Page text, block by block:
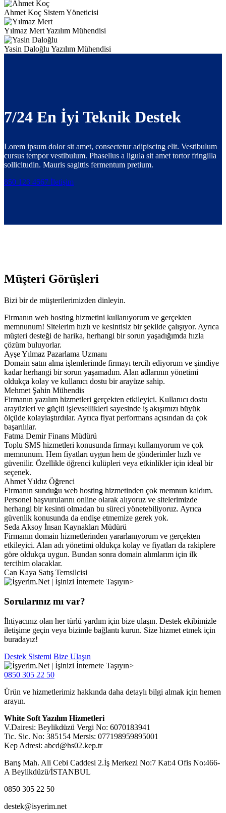
Ahmet Koç Sistem Yöneticisi
Yılmaz MertYazılım Mühendisi
Yasin Daloğlu Yazılım Mühendisi
7/24 En İyi Teknik Destek
Lorem ipsum dolor sit amet, consectetur adipiscing elit. Vestibulum
cursus tempor vestibulum. Phasellus a ligula sit amet tortor fringilla
sollicitudin. Mauris sagittis fermentum pretium.
850 123 4567 İletişim
Müşteri Görüşleri
Bizi bir de müşterilerimizden dinleyin.
Firmanın web hosting hizmetini kullanıyorum ve gerçekten
memnunum! Sitelerim hızlı ve kesintisiz bir şekilde çalışıyor. Ayrıca
müşteri desteği de harika, herhangi bir sorun yaşadığımda hızla
çözüm buluyorlar.
Ayşe Yılmaz Pazarlama Uzmanı
Domain satın alma işlemlerimde firmayı tercih ediyorum ve şimdiye
kadar herhangi bir sorun yaşamadım. Alan adlarının yönetimi
oldukça kolay ve kullanıcı dostu bir arayüze sahip.
Mehmet Şahin Mühendis
Firmanın yazılım hizmetleri gerçekten etkileyici. Kullanıcı dostu
arayüzleri ve güçlü işlevsellikleri sayesinde iş akışımızı büyük
ölçüde kolaylaştırdılar. Ayrıca fiyat performans açısından da çok
başarılılar.
Fatma Demir Finans Müdürü
Toplu SMS hizmetleri konusunda firmayı kullanıyorum ve çok
memnunum. Hem fiyatları uygun hem de gönderimler hızlı ve
güvenilir. Özellikle öğrenci kulüpleri veya etkinlikler için ideal bir
seçenek.
Ahmet Yıldız Öğrenci
Firmanın sunduğu web hosting hizmetinden çok memnun kaldım.
Personel başvurularını online olarak alıyoruz ve sitelerimizde
herhangi bir kesinti olmadan bu süreci yönetebiliyoruz. Ayrıca
güvenlik konusunda da endişe etmemize gerek yok.
Seda Aksoy İnsan Kaynakları Müdürü
Firmanın domain hizmetlerinden yararlanıyorum ve gerçekten
etkileyici. Alan adı yönetimi oldukça kolay ve fiyatları da rakiplere
göre oldukça uygun. Bundan sonra domain alımlarım için ilk
tercihim olacaklar.
Can Kaya Satış Temsilcisi
Sorularınız mı var?
İhtiyacınız olan her türlü yardım için bize ulaşın. Destek ekibimizle
iletişime geçin veya bizimle bağlantı kurun. Size hizmet etmek için
buradayız!
Destek Sistemi Bize Ulaşın
0850 305 22 50
Ürün ve hizmetlerimiz hakkında daha detaylı bilgi almak için hemen
arayın.
White Soft Yazılım Hizmetleri
V.Dairesi: Beylikdüzü Vergi No: 6070183941
Tic. Sic. No: 385154 Mersis: 077198959895001
Kep Adresi: abcd@hs02.kep.tr
Barış Mah. Ali Cebi Caddesi 2.İş Merkezi No:7 Kat:4 Ofis No:466-
A Beylikdüzü/İSTANBUL
0850 305 22 50
destek@isyerim.net